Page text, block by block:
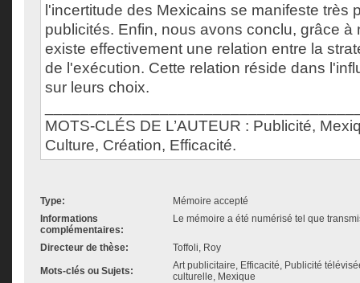
l'incertitude des Mexicains se manifeste très
publicités. Enfin, nous avons conclu, grâce à
existe effectivement une relation entre la
de l'exécution. Cette relation réside dans
sur leurs choix.
MOTS-CLÉS DE L’AUTEUR : Publicité,
Culture, Création, Efficacité.
Type:
Mémoire accepté
Informations
complémentaires:
Le mémoire a été numérisé tel que
Directeur de thèse: Toffoli, Roy
Mots-clés ou Sujets:
Art publicitaire, Efficacité, Publicité
culturelle, Mexique